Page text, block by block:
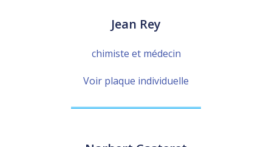
Jean Rey
chimiste et médecin
Voir plaque individuelle